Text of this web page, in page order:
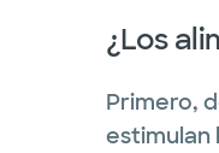
¿Los
Primero,
estimulan